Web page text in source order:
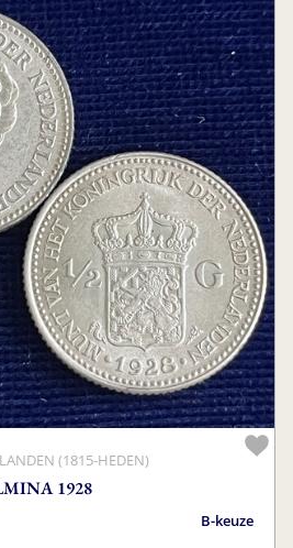
(1815-HEDEN)
1928
B-keuze